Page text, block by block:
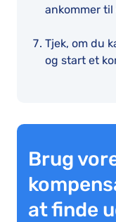
ankommer
Tjek, om du
og start et
Brug
at finde